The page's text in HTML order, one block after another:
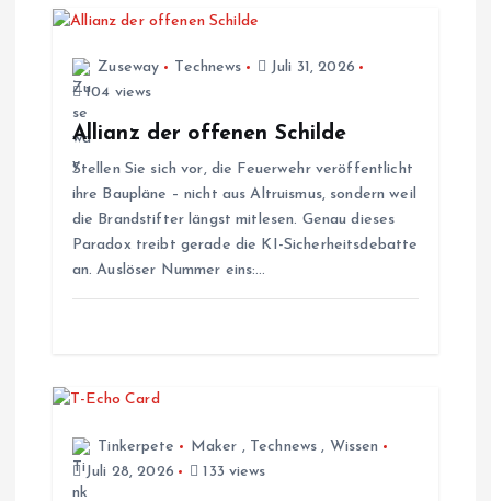
s
t
Zuseway Technews
Juli 31, 2026
104 views
Allianz der offenen Schilde
Stellen Sie sich vor, die Feuerwehr veröffentlicht
ihre Baupläne – nicht aus Altruismus, sondern weil
die Brandstifter längst mitlesen. Genau dieses
Paradox treibt gerade die KI-Sicherheitsdebatte
an. Auslöser Nummer eins:…
Tinkerpete Maker , Technews , Wissen
Juli 28, 2026
133 views